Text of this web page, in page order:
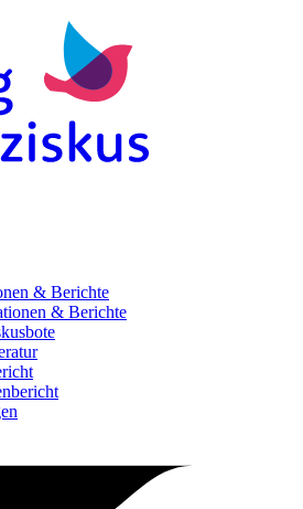
& Berichte
& Berichte